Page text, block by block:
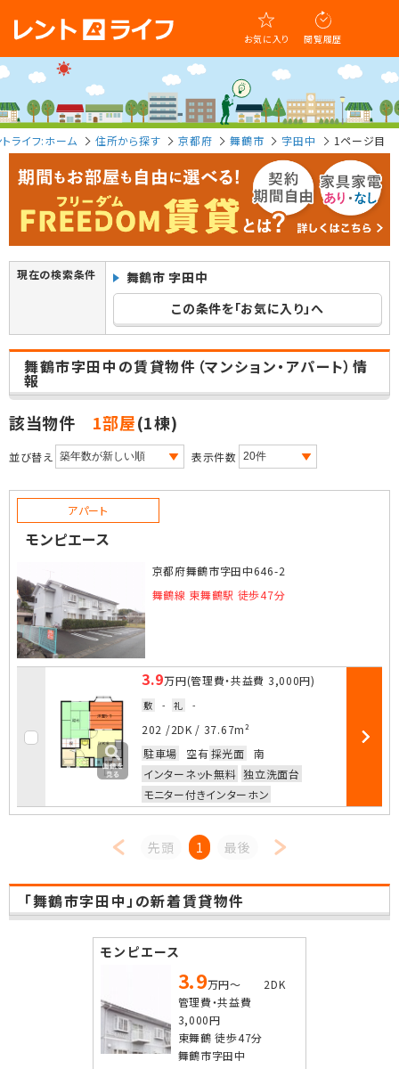
お気に入り 閲覧履歴
ライフ:ホーム 住所から探す 京都府 舞鶴市 字田中 1ページ目
現在の検索条件
舞鶴市 字田中
この条件を「お気に入り」へ
舞鶴市字田中の賃貸物件（マンション・アパート）情
報
該当物件 1部屋(1棟)
並び替え 表示件数
アパート
モンピエース
京都府舞鶴市字田中646-2
舞鶴線 東舞鶴駅 徒歩47分
3.9万円(管理費・共益費 3,000円)
敷 - 礼 -
202 /2DK / 37.67m²
駐車場
空有採光面
南
インターネット無料 独立洗面台
モニター付きインターホン
先頭 1 最後
「舞鶴市字田中」の新着賃貸物件
モンピエース
3.9万円～ 2DK
管理費・共益費
3,000円
東舞鶴 徒歩47分
舞鶴市字田中